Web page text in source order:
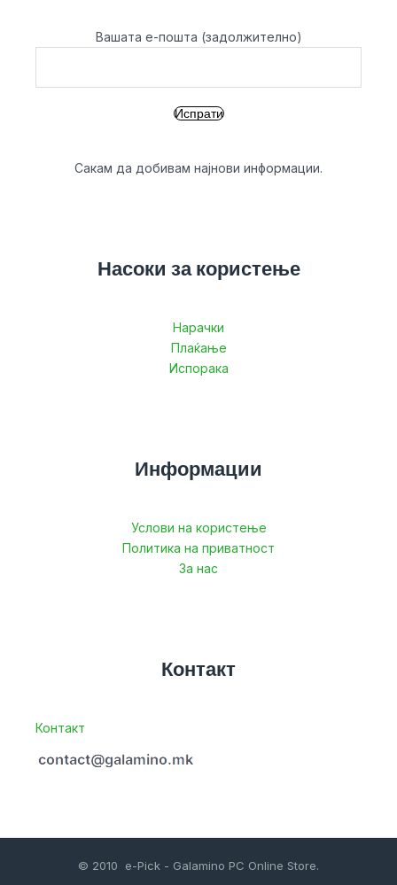
Вашата е-пошта (задолжително)
Сакам да добивам најнови информации.
Насоки за користење
Нарачки
Плаќање
Испорака
Информации
Услови на користење
Политика на приватност
За нас
Контакт
Контакт
© 2010 e-Pick - Galamino PC Online Store.